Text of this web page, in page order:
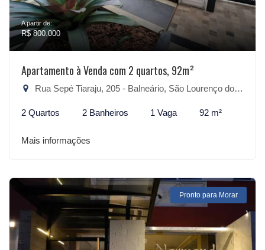
A partir de:
R$ 800.000
Apartamento à Venda com 2 quartos, 92m²
Rua Sepé Tiaraju, 205 - Balneário, São Lourenço do Sul-RS
2 Quartos 2 Banheiros 1 Vaga 92 m²
Mais informações
Pronto para Morar